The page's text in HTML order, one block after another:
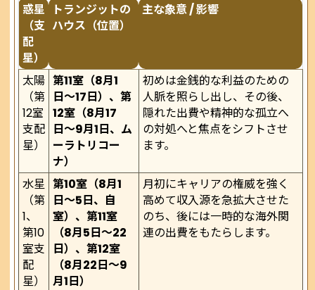
惑星
（支
配
星）
トランジットの
ハウス（位置）
主な象意 / 影響
太陽
（第
12室
支配
星）
第11室（8月1
日〜17日）、第
12室（8月17
日〜9月1日、ム
ーラトリコー
ナ）
初めは金銭的な利益のための
人脈を照らし出し、その後、
隠れた出費や精神的な孤立へ
の対処へと焦点をシフトさせ
ます。
水星
（第
1、
第10
室支
配
星）
第10室（8月1
日〜5日、自
室）、第11室
（8月5日〜22
日）、第12室
（8月22日〜9
月1日）
月初にキャリアの権威を強く
高めて収入源を急拡大させた
のち、後には一時的な海外関
連の出費をもたらします。